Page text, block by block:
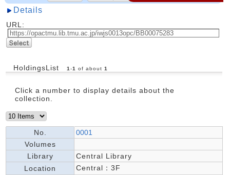
Details
URL:
HoldingsList 1 -1 of about 1
Click a number to display details about the
collection.
No.
0001
Volumes
Library
Central Library
Location
Central：3F